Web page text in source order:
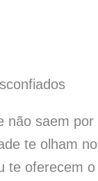
não saem
te olham
te oferecem